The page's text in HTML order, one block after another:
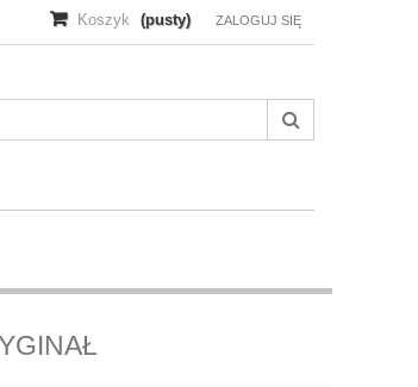
ZALOGUJ SIĘ
Koszyk (pusty)